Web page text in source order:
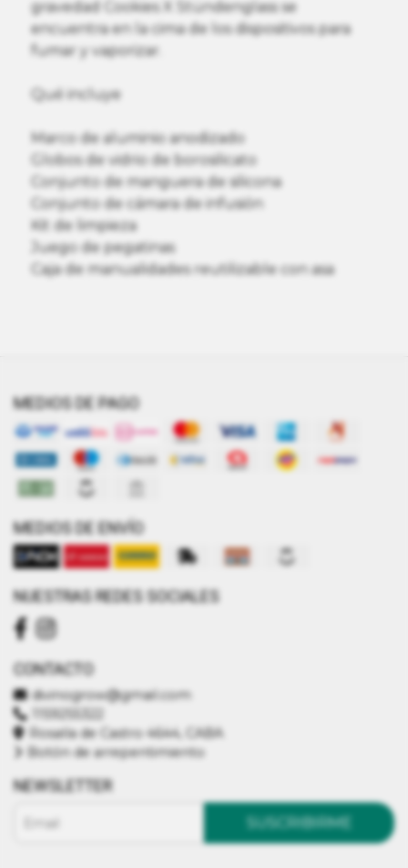
gravedad Cookies X Stündenglass se
encuentra en la cima de los dispositivos para
fumar y vaporizar.
Qué incluye
Marco de aluminio anodizado
Globos de vidrio de borosilicato
Conjunto de manguera de silicona
Conjunto de cámara de infusión
Kit de limpieza
Juego de pegatinas
Caja de manualidades reutilizable con asa
MEDIOS DE PAGO
MEDIOS DE ENVÍO
NUESTRAS REDES SOCIALES
CONTACTO
divinogrow@gmail.com
1159255322
Rosalía de Castro 4644, CABA
Botón de arrepentimiento
NEWSLETTER
SUSCRIBIRME